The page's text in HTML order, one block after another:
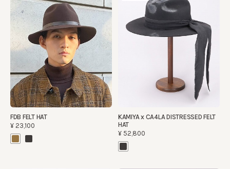
FDB FELT HAT
¥23,100
KAMIYA x CA4LA DISTRESSED FELT
HAT
¥52,800